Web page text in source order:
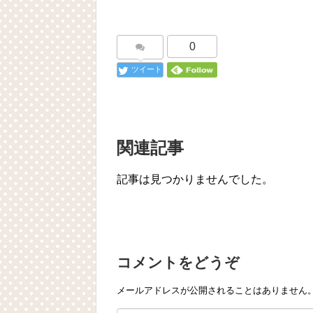
ツイート
0
関連記事
記事は見つかりませんでした。
コメントをどうぞ
メールアドレスが公開されることはありません。